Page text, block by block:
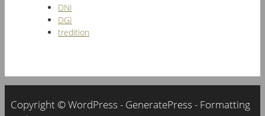
DNI
DGI
tredition
Copyright © WordPress - GeneratePress - Formatting